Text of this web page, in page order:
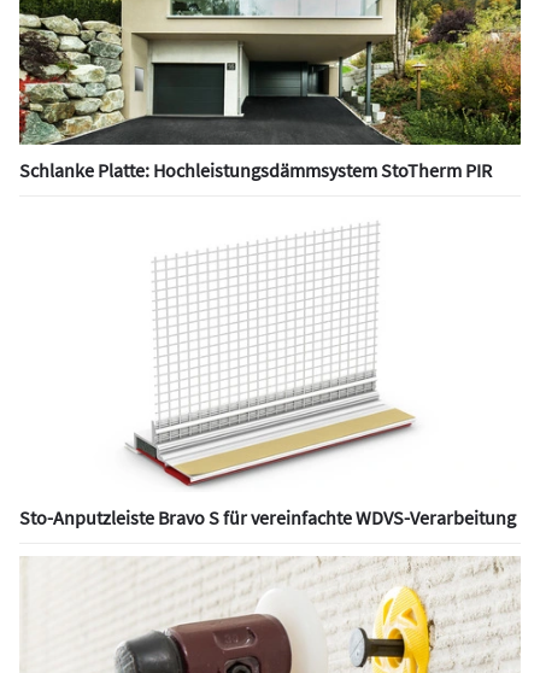
Schlanke Platte: Hochleistungsdämmsystem StoTherm PIR
Sto-Anputzleiste Bravo S für vereinfachte WDVS-Verarbeitung